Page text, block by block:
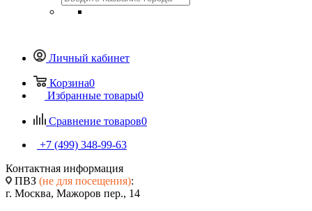
Личный кабинет
Корзина0
Избранные товары0
Сравнение товаров0
+7 (499) 348-99-63
Контактная информация
ПВЗ (не для посещения):
г. Москва, Мажоров пер., 14